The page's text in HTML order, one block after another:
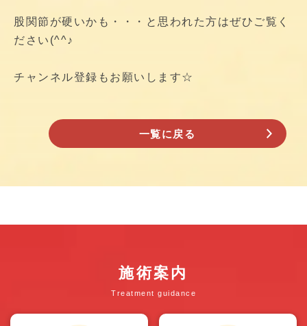
股関節が硬いかも・・・と思われた方はぜひご覧く
ださい(^^♪
チャンネル登録もお願いします☆
一覧に戻る
施術案内
Treatment guidance